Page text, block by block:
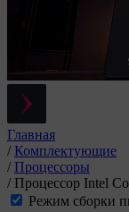
Главная
/ Комплектующие
/ Процессоры
/ Процессор Intel
Режим сборки